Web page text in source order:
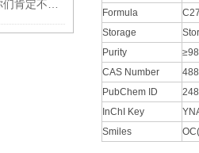
Formula
C
Storage
Purity
CAS Number
PubChem ID
InChI Key
Smiles